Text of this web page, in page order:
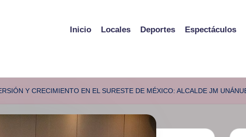
Inicio Locales Deportes Espectáculos
Y CRECIMIENTO EN EL SURESTE DE MÉXICO: ALCALDE JM